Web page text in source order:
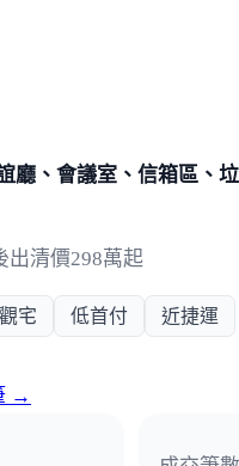
廳、會議室、信箱區、
出清價298萬起
宅 低首付 近捷運
→